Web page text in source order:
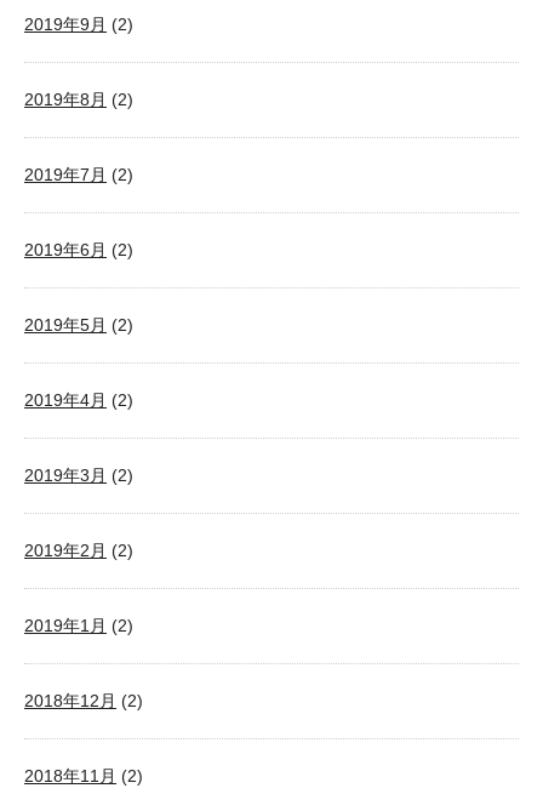
2019年9月 (2)
2019年8月 (2)
2019年7月 (2)
2019年6月 (2)
2019年5月 (2)
2019年4月 (2)
2019年3月 (2)
2019年2月 (2)
2019年1月 (2)
2018年12月 (2)
2018年11月 (2)